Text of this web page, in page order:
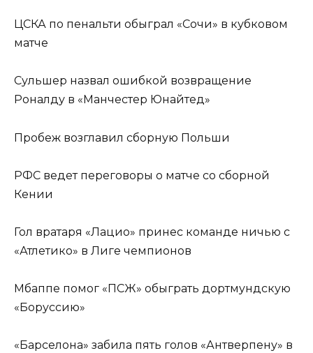
ЦСКА по пенальти обыграл «Сочи» в кубковом
матче
Сульшер назвал ошибкой возвращение
Роналду в «Манчестер Юнайтед»
Пробеж возглавил сборную Польши
РФС ведет переговоры о матче со сборной
Кении
Гол вратаря «Лацио» принес команде ничью с
«Атлетико» в Лиге чемпионов
Мбаппе помог «ПСЖ» обыграть дортмундскую
«Боруссию»
«Барселона» забила пять голов «Антверпену» в